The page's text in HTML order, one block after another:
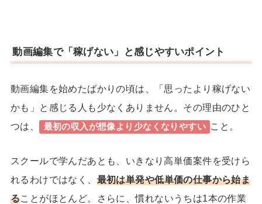
動画編集で「稼げない」と感じやすいポイント
動画編集を始めたばかりの頃は、「思ったより稼げない
かも」と感じる人も少なくありません。その理由のひと
つは、
最初の収入が想像より少なくなりやすい こと。
スクールで学んだあとも、いきなり高単価案件を受けら
れるわけではなく、 最初は単発や低単価の仕事から始ま
ることがほとんど。さらに、慣れないうちは1本の作業